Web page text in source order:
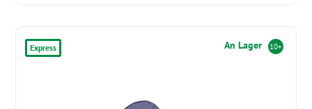
Express An Lager 10+